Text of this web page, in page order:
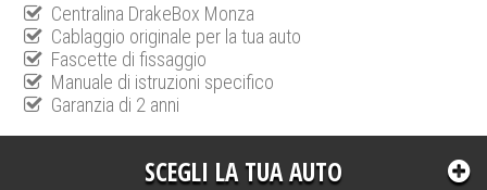
Centralina DrakeBox Monza
Cablaggio originale per la tua auto
Fascette di fissaggio
Manuale di istruzioni specifico
Garanzia di 2 anni
SCEGLI LA TUA AUTO